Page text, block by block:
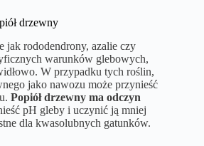
drzewny
jak rododendrony, azalie czy
warunków glebowych,
W przypadku tych roślin,
jako nawozu może przynieść
Popiół drzewny ma odczyn
pH gleby i uczynić ją mniej
dla kwasolubnych gatunków.